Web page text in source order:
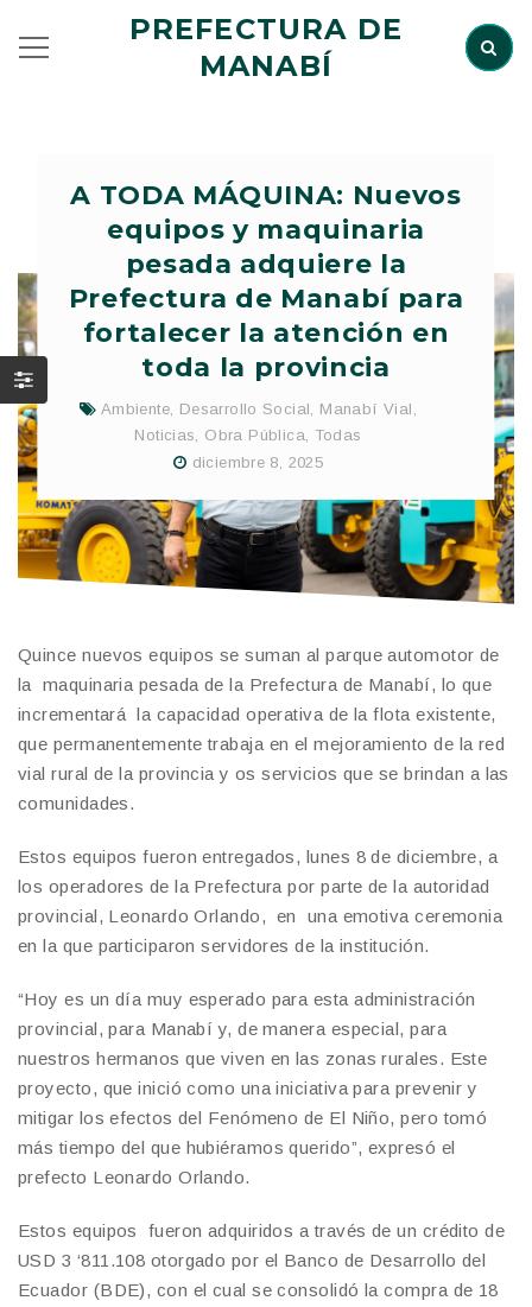
PREFECTURA DE
MANABÍ
A TODA MÁQUINA: Nuevos
equipos y maquinaria
pesada adquiere la
Prefectura de Manabí para
fortalecer la atención en
toda la provincia
Ambiente, Desarrollo Social, Manabí Vial ,
Noticias, Obra Pública, Todas
diciembre 8, 2025
Quince nuevos equipos se suman al parque automotor de
la maquinaria pesada de la Prefectura de Manabí, lo que
incrementará la capacidad operativa de la flota existente,
que permanentemente trabaja en el mejoramiento de la red
vial rural de la provincia y os servicios que se brindan a las
comunidades.
Estos equipos fueron entregados, lunes 8 de diciembre, a
los operadores de la Prefectura por parte de la autoridad
provincial, Leonardo Orlando, en una emotiva ceremonia
en la que participaron servidores de la institución.
“Hoy es un día muy esperado para esta administración
provincial, para Manabí y, de manera especial, para
nuestros hermanos que viven en las zonas rurales. Este
proyecto, que inició como una iniciativa para prevenir y
mitigar los efectos del Fenómeno de El Niño, pero tomó
más tiempo del que hubiéramos querido”, expresó el
prefecto Leonardo Orlando.
Estos equipos fueron adquiridos a través de un crédito de
USD 3 ‘811.108 otorgado por el Banco de Desarrollo del
Ecuador (BDE), con el cual se consolidó la compra de 18